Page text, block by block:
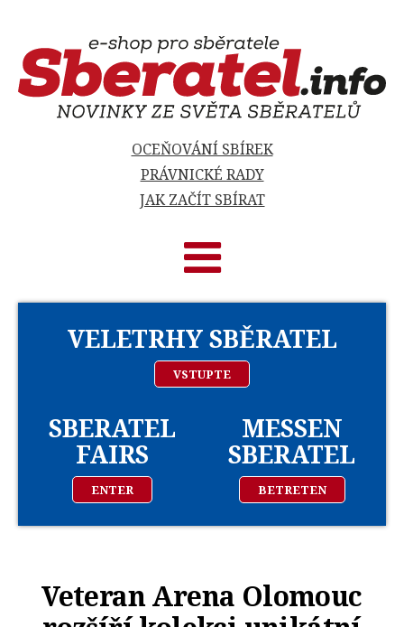
OCEŇOVÁNÍ SBÍREK
PRÁVNICKÉ RADY
JAK ZAČÍT SBÍRAT
VELETRHY SBĚRATEL
VSTUPTE
SBERATEL
FAIRS
ENTER
MESSEN
SBERATEL
BETRETEN
Veteran Arena Olomouc